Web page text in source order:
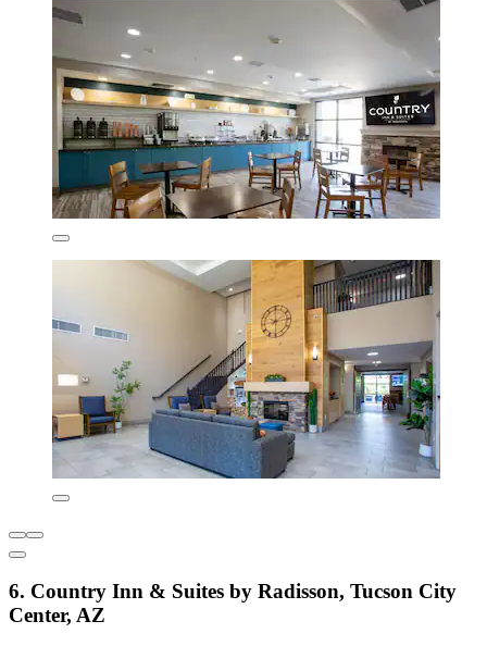
6. Country Inn & Suites by Radisson, Tucson City
Center, AZ